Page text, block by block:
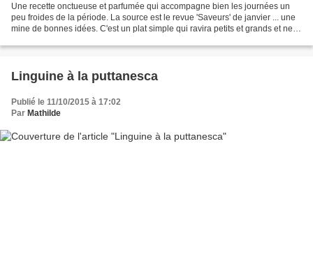
Une recette onctueuse et parfumée qui accompagne bien les journées un
peu froides de la période. La source est le revue 'Saveurs' de janvier ... une
mine de bonnes idées. C'est un plat simple qui ravira petits et grands et ne
Linguine à la puttanesca
Publié le 11/10/2015 à 17:02
Par Mathilde